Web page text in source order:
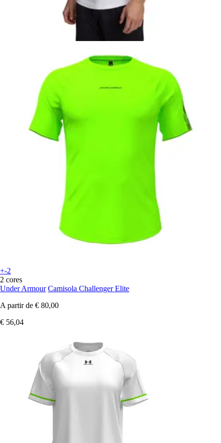
+-2
2 cores
Under Armour Camisola Challenger Elite
A partir de € 80,00
€ 56,04